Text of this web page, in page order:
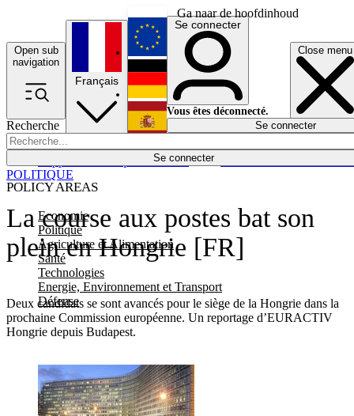
Ga naar de hoofdinhoud
Open sub
navigation
Close menu
Recherche
Se connecter
POLICY AREAS
Economie
Politique
Agriculture et Alimentation
Santé
Technologies
Energie, Environnement et Transport
Défense
Économie
Français
English
Deutsch
Español
Se connecter
Vous êtes déconnecté.
Se connecter
La course aux postes bat son
plein en Hongrie [FR]
Deux candidats se sont avancés pour le siège de la Hongrie dans la
prochaine Commission européenne. Un reportage d’EURACTIV
Hongrie depuis Budapest.
POLITIQUE